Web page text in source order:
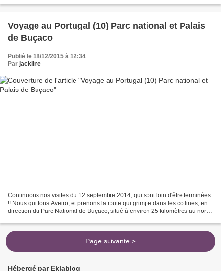
Voyage au Portugal (10) Parc national et Palais
de Buçaco
Publié le 18/12/2015 à 12:34
Par jackline
Continuons nos visites du 12 septembre 2014, qui sont loin d'être terminées
!! Nous quittons Aveiro, et prenons la route qui grimpe dans les collines, en
direction du Parc National de Buçaco, situé à environ 25 kilomètres au nord
Page suivante >
Hébergé par Eklablog